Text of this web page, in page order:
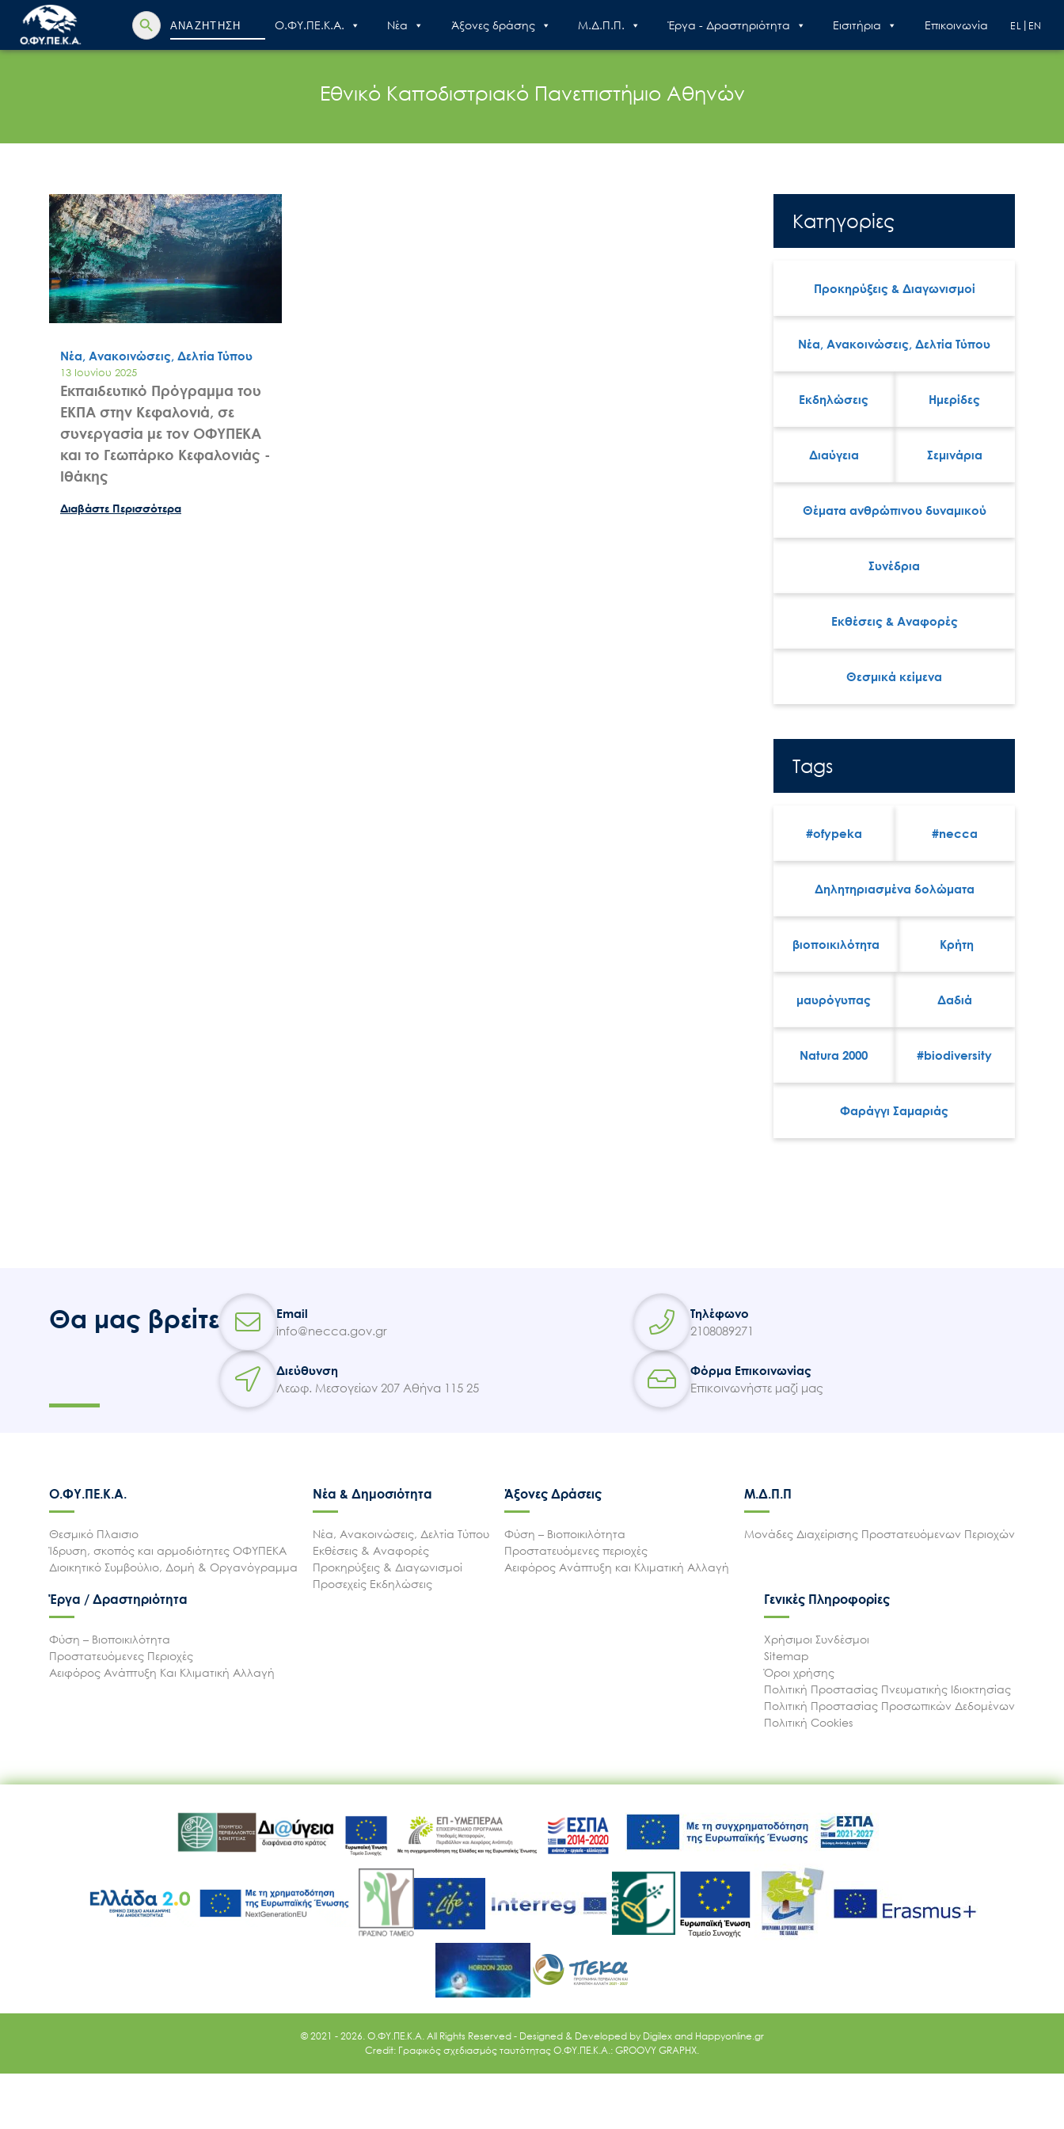
Search
for:
Search Button
Ο.ΦΥ.ΠΕ.Κ.Α. Nέα Άξονες δράσης Μ.Δ.Π.Π. Έργα - Δραστηριότητα Εισιτήρια Επικοινωνία EN
EL
Ακολουθήστε μας
Εθνικό Καποδιστριακό Πανεπιστήμιο Αθηνών
Νέα, Ανακοινώσεις, Δελτία Τύπου
13 Ιουνίου 2025
Εκπαιδευτικό Πρόγραμμα του
ΕΚΠΑ στην Κεφαλονιά, σε
συνεργασία με τον ΟΦΥΠΕΚΑ
και το Γεωπάρκο Κεφαλονιάς -
Ιθάκης
Διαβάστε Περισσότερα
Κατηγορίες
Προκηρύξεις & Διαγωνισμοί
Νέα, Ανακοινώσεις, Δελτία Τύπου
Εκδηλώσεις Ημερίδες
Διαύγεια Σεμινάρια
Θέματα ανθρώπινου δυναμικού
Συνέδρια
Εκθέσεις & Αναφορές
Θεσμικά κείμενα
Tags
#ofypeka #necca
Δηλητηριασμένα δολώματα
βιοποικιλότητα Κρήτη
μαυρόγυπας Δαδιά
Natura 2000 #biodiversity
Φαράγγι Σαμαριάς
Θα μας βρείτε
Email
info@necca.gov.gr
Τηλέφωνο
2108089271
Διεύθυνση
Λεωφ. Μεσογείων 207 Αθήνα 115 25
Φόρμα Επικοινωνίας
Επικοινωνήστε μαζί μας
Ο.ΦΥ.ΠΕ.Κ.Α.
Θεσμικό Πλαισιο
Ίδρυση, σκοπός και αρμοδιότητες ΟΦΥΠΕΚΑ
Διοικητικό Συμβούλιο, Δομή & Οργανόγραμμα
Νέα & Δημοσιότητα
Νέα, Ανακοινώσεις, Δελτία Τύπου
Εκθέσεις & Αναφορές
Προκηρύξεις & Διαγωνισμοί
Προσεχείς Εκδηλώσεις
Άξονες Δράσεις
Φύση – Βιοποικιλότητα
Προστατευόμενες περιοχές
Αειφόρος Ανάπτυξη και Κλιματική Αλλαγή
Μ.Δ.Π.Π
Μονάδες Διαχείρισης Προστατευόμενων Περιοχών
Έργα / Δραστηριότητα
Φύση – Βιοποικιλότητα
Προστατευόμενες Περιοχές
Αειφόρος Ανάπτυξη Και Κλιματική Αλλαγή
Γενικές Πληροφορίες
Χρήσιμοι Συνδέσμοι
Sitemap
Όροι χρήσης
Πολιτική Προστασίας Πνευματικής Ιδιοκτησίας
Πολιτική Προστασίας Προσωπικών Δεδομένων
Πολιτική Cookies
© 2021 - 2026. O.ΦΥ.ΠΕ.Κ.Α. All Rights Reserved - Designed & Developed by Digilex and Happyonline.gr
Credit: Γραφικός σχεδιασμός ταυτότητας Ο.ΦΥ.ΠΕ.Κ.Α.: GROOVY GRAPHX.